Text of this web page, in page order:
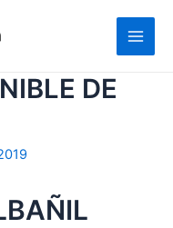
DE